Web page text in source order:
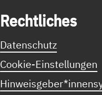
Recht­li­ches
Datenschutz
Cookie-Einstellungen